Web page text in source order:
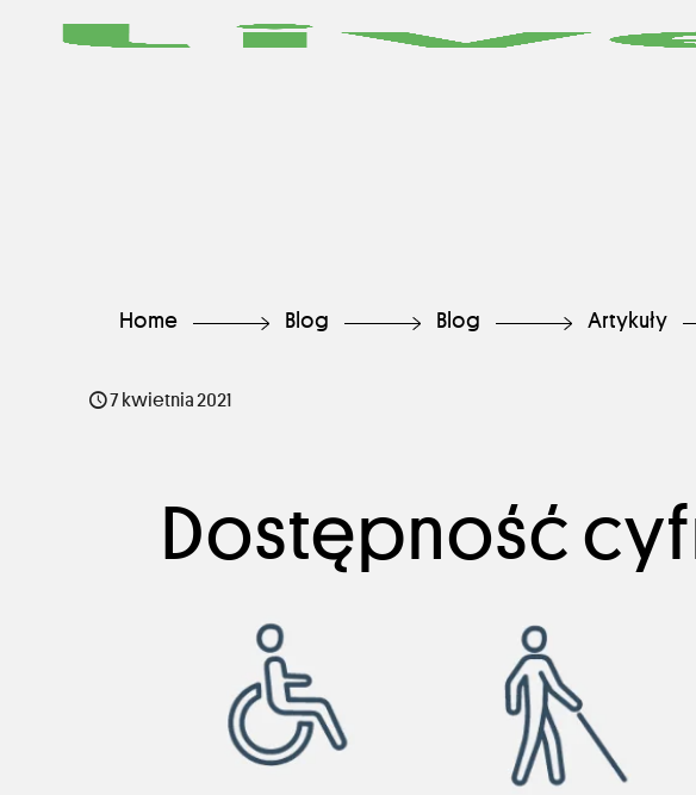
Home Blog Blog Artykuły
7 kwietnia 2021
Dostępność